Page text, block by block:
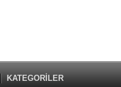
KATEGORİLER